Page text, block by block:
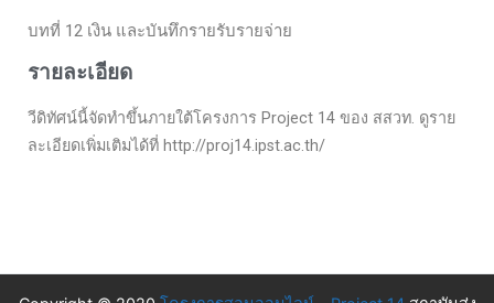
บทที่ 12 เงิน และบันทึกรายรับรายจ่าย
รายละเอียด
วีดิทัศน์นี้จัดทำขึ้นภายใต้โครงการ Project 14 ของ สสวท. ดูราย
ละเอียดเพิ่มเติมได้ที่ http://proj14.ipst.ac.th/